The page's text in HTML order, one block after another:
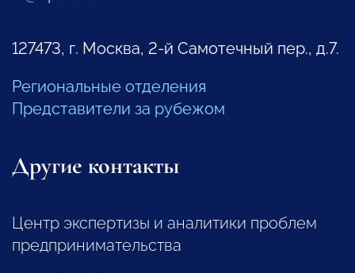
127473, г. Москва, 2-й Самотечный пер., д.7.
Региональные отделения
Представители за рубежом
Другие контакты
Центр экспертизы и аналитики проблем
предпринимательства